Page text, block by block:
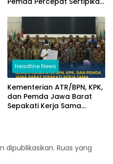
NTT
Headline News
Kementerian ATR/BPN, KPK,
dan Pemda Jawa Barat
Sepakati Kerja Sama
dipublikasikan. Ruas yang